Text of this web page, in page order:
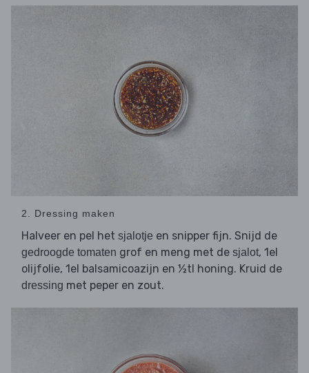
2. Dressing maken
Halveer en pel het sjalotje en snipper fijn. Snijd de
gedroogde tomaten grof en meng met de sjalot, 1el
olijfolie, 1el balsamicoazijn en ½tl honing. Kruid de
dressing met peper en zout.